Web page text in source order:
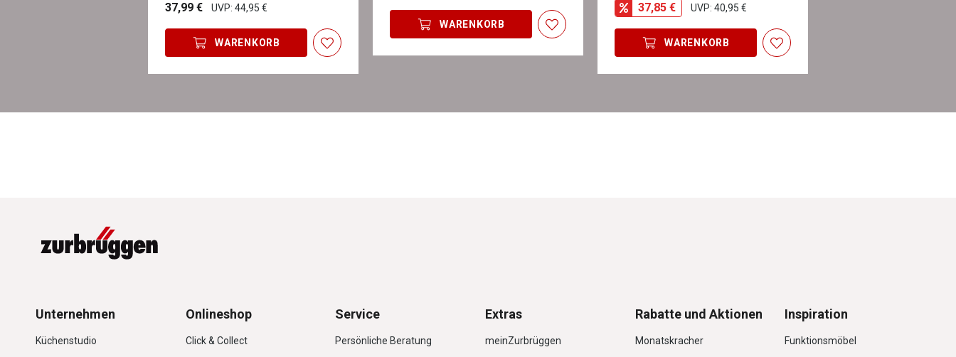
37,99 € UVP: 44,95 €
WARENKORB
WARENKORB
37,85 € UVP: 40,95 €
WARENKORB
Unternehmen
Küchenstudio
Onlineshop
Click & Collect
Service
Persönliche Beratung
Extras
meinZurbrüggen
Rabatte und Aktionen
Monatskracher
Inspiration
Funktionsmöbel